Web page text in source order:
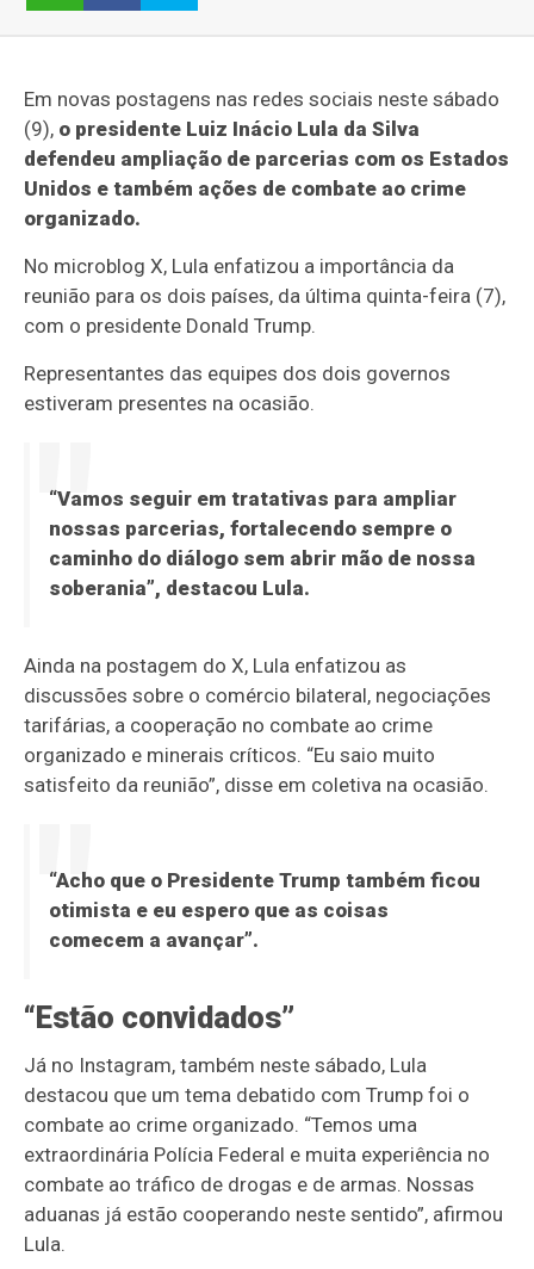
Em novas postagens nas redes sociais neste sábado
(9), o presidente Luiz Inácio Lula da Silva
defendeu ampliação de parcerias com os Estados
Unidos e também ações de combate ao crime
organizado.
No microblog X, Lula enfatizou a importância da
reunião para os dois países, da última quinta-feira (7),
com o presidente Donald Trump.
Representantes das equipes dos dois governos
estiveram presentes na ocasião.
“Vamos seguir em tratativas para ampliar
nossas parcerias, fortalecendo sempre o
caminho do diálogo sem abrir mão de nossa
soberania”, destacou Lula.
Ainda na postagem do X, Lula enfatizou as
discussões sobre o comércio bilateral, negociações
tarifárias, a cooperação no combate ao crime
organizado e minerais críticos. “Eu saio muito
satisfeito da reunião”, disse em coletiva na ocasião.
“Acho que o Presidente Trump também ficou
otimista e eu espero que as coisas
comecem a avançar”.
“Estão convidados”
Já no Instagram, também neste sábado, Lula
destacou que um tema debatido com Trump foi o
combate ao crime organizado. “Temos uma
extraordinária Polícia Federal e muita experiência no
combate ao tráfico de drogas e de armas. Nossas
aduanas já estão cooperando neste sentido”, afirmou
Lula.